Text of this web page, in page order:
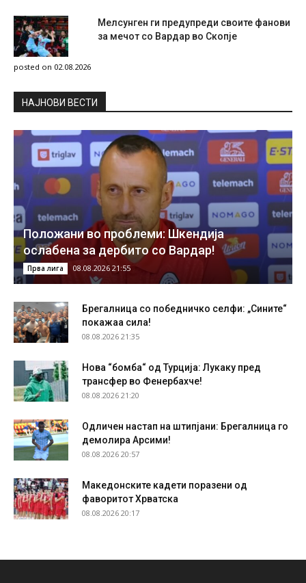
Мелсунген ги предупреди своите фанови
за мечот со Вардар во Скопје
posted on 02.08.2026
НAЈНОВИ ВЕСТИ
Положани во проблеми: Шкендија
ослабена за дербито со Вардар!
Прва лига 08.08.2026 21:55
Брегалница со победничко селфи: „Сините“
покажаа сила!
08.08.2026 21:35
Нова “бомба“ од Турција: Лукаку пред
трансфер во Фенербахче!
08.08.2026 21:20
Одличен настап на штипјани: Брегалница го
демолира Арсими!
08.08.2026 20:57
Македонските кадети поразени од
фаворитот Хрватска
08.08.2026 20:17